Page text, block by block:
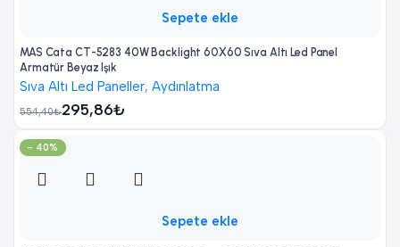
Sepete ekle
MAS Cata CT-5283 40W Backlight 60X60 Sıva Altı Led Panel
Armatür Beyaz Işık
Sıva Altı Led Paneller, Aydınlatma
554,40₺295,86₺
- 40%
Sepete ekle